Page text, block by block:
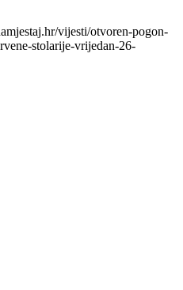
vijesti/otvoren-pogon-
stolarije-vrijedan-26-